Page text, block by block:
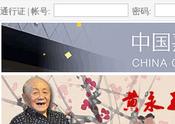
通行证 | 帐号: 密码: